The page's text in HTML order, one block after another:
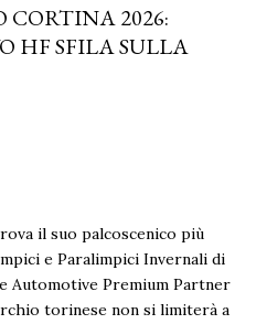
2026:
HF SFILA SULLA
il suo palcoscenico più
e Paralimpici Invernali di
Automotive Premium Partner
torinese non si limiterà a